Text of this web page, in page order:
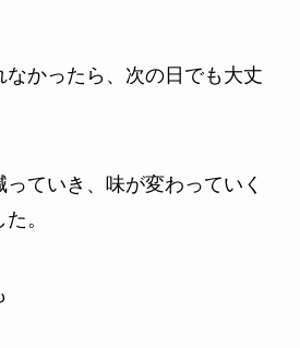
なかったら、次の日でも大丈
ていき、味が変わっていく
。